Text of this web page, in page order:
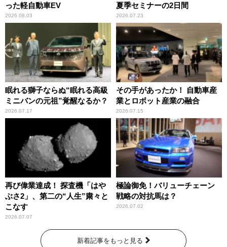
った軽自動車EV
2026.08.03
夏季セミナーの2日間
2026.07.23
眠れる獅子ならぬ“眠れる高級
ミニバンの元祖”覚醒なるか？
2026.07.17
その手があったか！ 自動車産
業とロボット産業の融合
2026.07.15
再び偉業達成！ 探査機「はや
ぶさ2」、第二の“人生”粛々と
こなす
2026.07.07
極論御免！バリューチェーン
戦略の対抗馬は？
2026.07.02
新着記事をもっと見る